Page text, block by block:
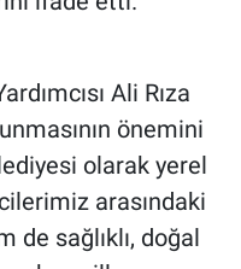
Ali Rıza
önemini
olarak yerel
arasındaki
de sağlıklı, doğal